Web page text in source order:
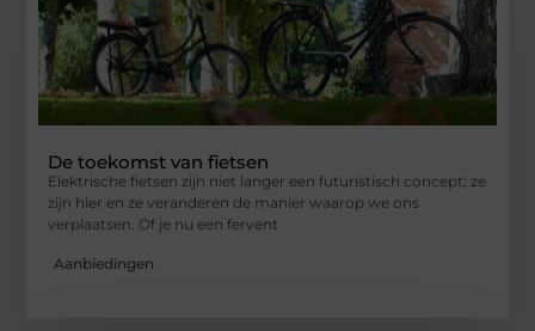
De toekomst van fietsen
Elektrische fietsen zijn niet langer een futuristisch concept; ze
zijn hier en ze veranderen de manier waarop we ons
verplaatsen. Of je nu een fervent
Aanbiedingen